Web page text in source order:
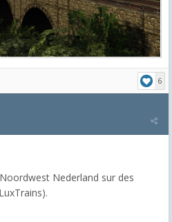
6
Nederland sur des